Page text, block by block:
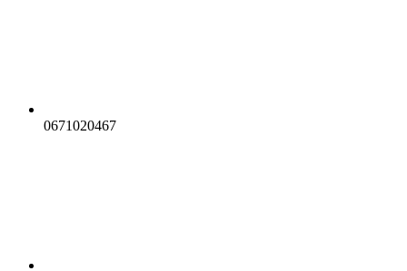
0671020467